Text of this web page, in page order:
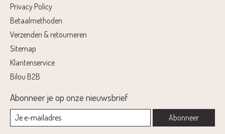
Privacy Policy
Betaalmethoden
Verzenden & retourneren
Sitemap
Klantenservice
Bilou B2B
Abonneer je op onze nieuwsbrief
Abonneer